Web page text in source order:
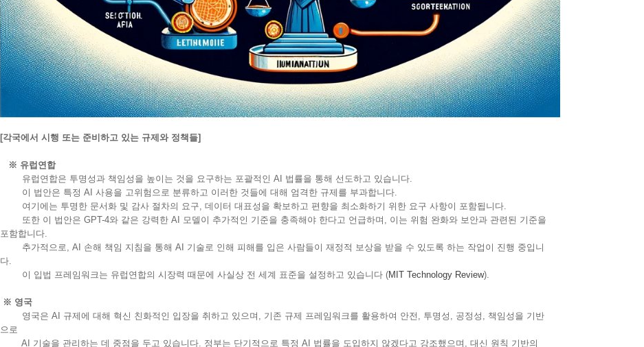
[각국에서 시행 또는 준비하고 있는 규제와 정책들]
※ 유럽연합
유럽연합은 투명성과 책임성을 높이는 것을 요구하는 포괄적인 AI 법률을 통해 선도하고 있습니다.
이 법안은 특정 AI 사용을 고위험으로 분류하고 이러한 것들에 대해 엄격한 규제를 부과합니다.
여기에는 투명한 문서화 및 감사 절차의 요구, 데이터 대표성을 확보하고 편향을 최소화하기 위한 요구 사항이 포함됩니다.
또한 이 법안은 GPT-4와 같은 강력한 AI 모델이 추가적인 기준을 충족해야 한다고 언급하며, 이는 위험 완화와 보안과 관련된 기준을
포함합니다.
추가적으로, AI 손해 책임 지침을 통해 AI 기술로 인해 피해를 입은 사람들이 재정적 보상을 받을 수 있도록 하는 작업이 진행 중입니
다.
이 입법 프레임워크는 유럽연합의 시장력 때문에 사실상 전 세계 표준을 설정하고 있습니다​ (MIT Technology Review)​.
※ 영국
영국은 AI 규제에 대해 혁신 친화적인 입장을 취하고 있으며, 기존 규제 프레임워크를 활용하여 안전, 투명성, 공정성, 책임성을 기반
으로
AI 기술을 관리하는 데 중점을 두고 있습니다. 정부는 단기적으로 특정 AI 법률을 도입하지 않겠다고 강조했으며, 대신 원칙 기반의